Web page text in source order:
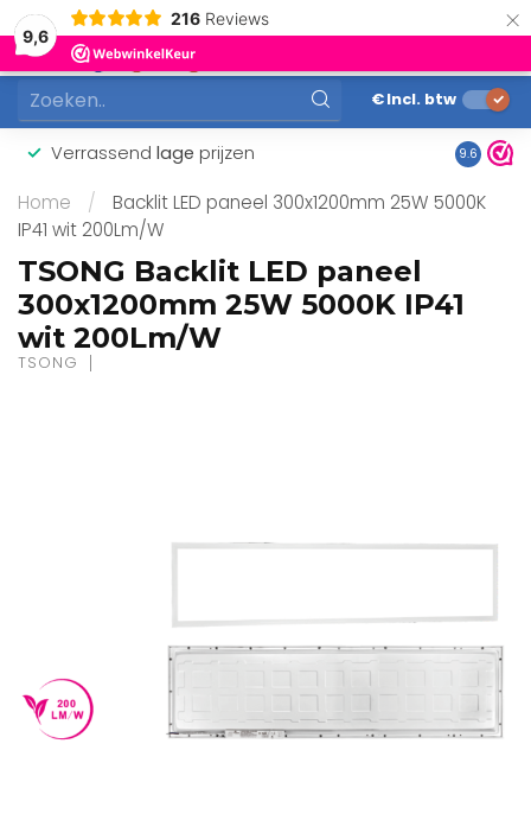
9,6
216 Reviews ×
MENU
0
€Incl. btw
Verrassend lage prijzen 9.6
Home /
Backlit LED paneel 300x1200mm 25W 5000K
IP41 wit 200Lm/W
TSONG Backlit LED paneel
300x1200mm 25W 5000K IP41
wit 200Lm/W
TSONG